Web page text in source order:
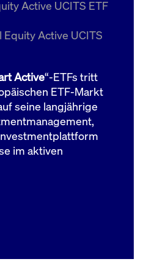
Active UCITS ETF
Active UCITS
Active“-ETFs tritt
ETF-Markt
seine langjährige
im aktiven
boerse.com
Domain
bis